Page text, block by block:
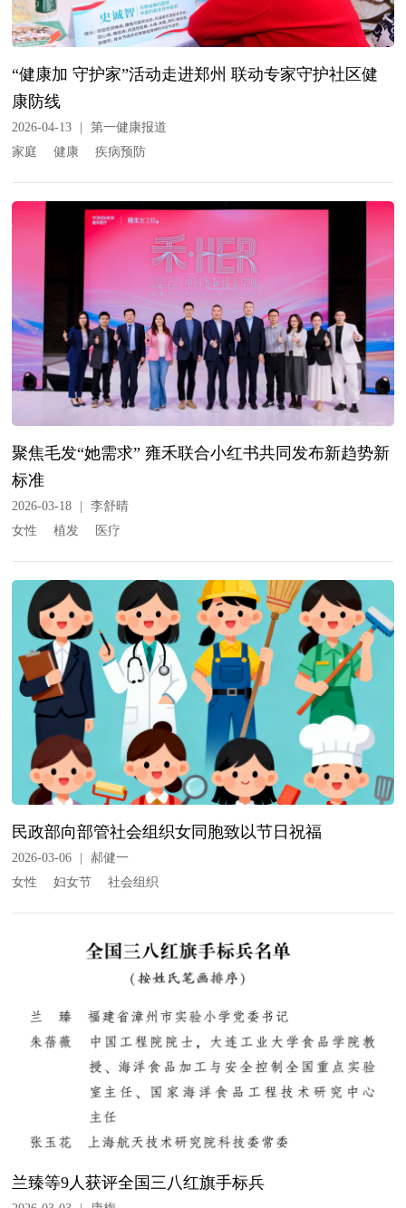
“健康加 守护家”活动走进郑州 联动专家守护社区健
康防线
2026-04-13
第一健康报道
家庭
健康 疾病预防
聚焦毛发“她需求” 雍禾联合小红书共同发布新趋势新
标准
2026-03-18
李舒晴
女性
植发 医疗
民政部向部管社会组织女同胞致以节日祝福
2026-03-06 |
郝健一
女性
妇女节 社会组织
兰臻等9人获评全国三八红旗手标兵